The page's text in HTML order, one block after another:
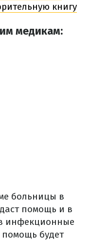
книгу
медикам:
больницы в
помощь и в
инфекционные
будет